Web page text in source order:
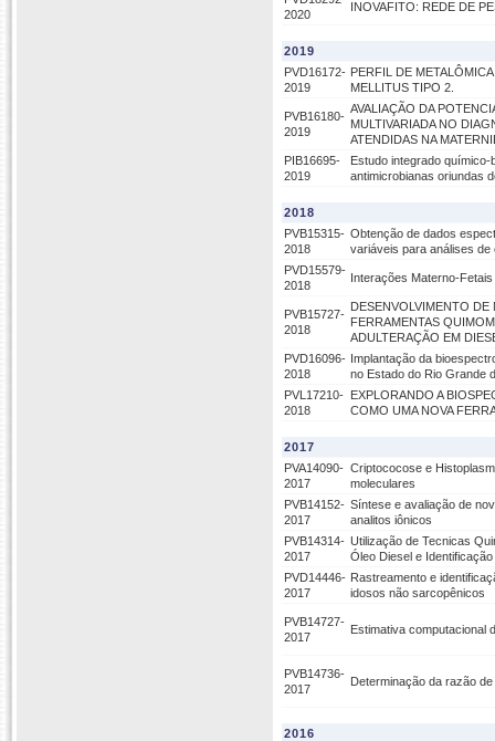
2020
INOVAFITO: REDE DE
2019
PVD16172-
2019
PERFIL DE
MELLITUS TIPO 2.
PVB16180-
2019
AVALIAÇÃO DA
MULTIVARIADA NO
ATENDIDAS NA
PIB16695-
2019
Estudo integrado
antimicrobianas oriundas
2018
PVB15315-
2018
Obtenção de dados
variáveis para análises de
PVD15579-
2018
Interações Materno-
PVB15727-
2018
DESENVOLVIMENTO
FERRAMENTAS
ADULTERAÇÃO EM
PVD16096-
2018
Implantação da
no Estado do Rio Grande
PVL17210-
2018
EXPLORANDO A
COMO UMA NOVA
2017
PVA14090-
2017
Criptococose e
moleculares
PVB14152-
2017
Síntese e avaliação de
analitos iônicos
PVB14314-
2017
Utilização de Tecnicas
Óleo Diesel e
PVD14446-
2017
Rastreamento e
idosos não sarcopênicos
PVB14727-
2017
Estimativa computacional
PVB14736-
2017
Determinação da razão
2016